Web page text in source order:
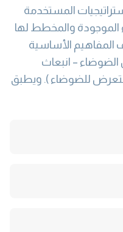
المستخدمة
والمخطط لها
الأساسية
– انبعاث
للضوضاء ). ويطبق